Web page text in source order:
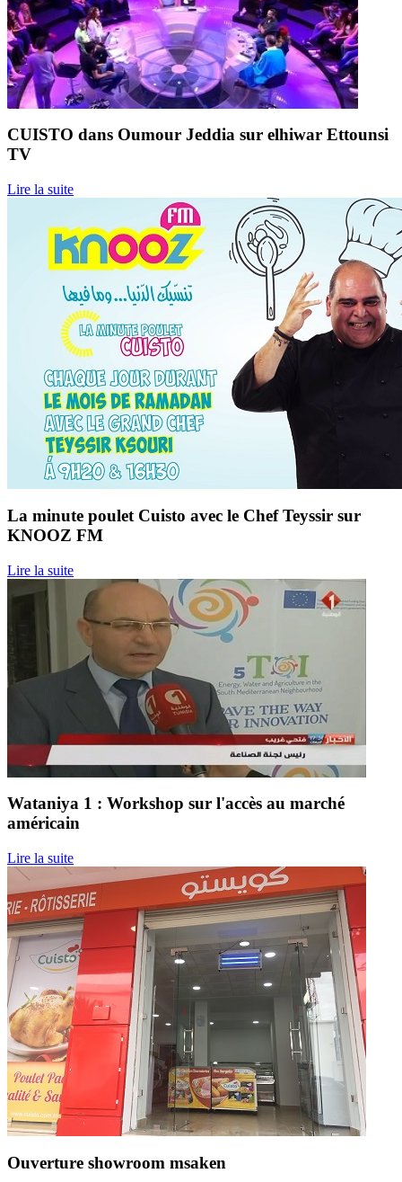
CUISTO dans Oumour Jeddia sur elhiwar Ettounsi
TV
Lire la suite
La minute poulet Cuisto avec le Chef Teyssir sur
KNOOZ FM
Lire la suite
Wataniya 1 : Workshop sur l'accès au marché
américain
Lire la suite
Ouverture showroom msaken